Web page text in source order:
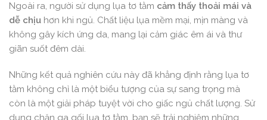
Ngoài ra, người sử dụng lụa tơ tằm cảm thấy thoải mái và
dễ chịu hơn khi ngủ. Chất liệu lụa mềm mại, mịn màng và
không gây kích ứng da, mang lại cảm giác êm ái và thư
giãn suốt đêm dài.
Những kết quả nghiên cứu này đã khẳng định rằng lụa tơ
tằm không chỉ là một biểu tượng của sự sang trọng mà
còn là một giải pháp tuyệt vời cho giấc ngủ chất lượng. Sử
dụng chăn ga gối lụa tơ tằm, bạn sẽ trải nghiệm những